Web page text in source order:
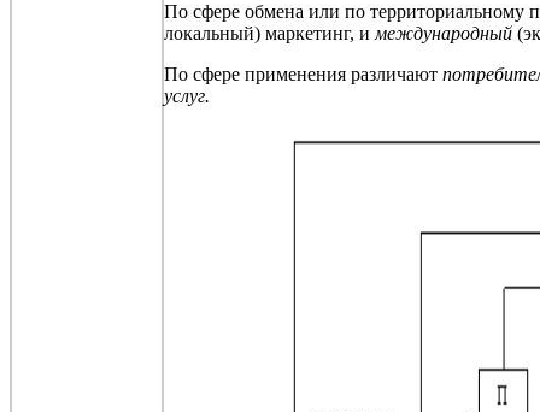
По сфере обмена или по территориальному
локальный) маркетинг, и международный
По сфере применения различают
услуг.